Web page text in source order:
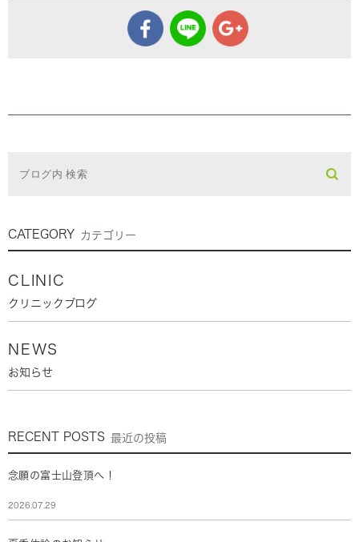
CATEGORY カテゴリー
CLINIC
クリニックブログ
NEWS
お知らせ
RECENT POSTS 最近の投稿
念願の富士山登頂へ！
2026.07.29